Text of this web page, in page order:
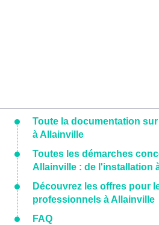
Toute la documentation
à Allainville
Toutes les démarches
Allainville : de l'installation
Découvrez les offres pour
professionnels à Allainville
FAQ